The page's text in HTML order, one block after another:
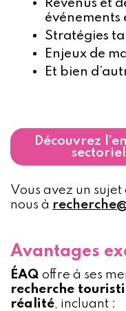
Revenus et
événements
Stratégies
Enjeux de
Et bien
Découvrez
Vous avez un
nous à
Avantages
ÉAQ offre à ses
recherche
réalité , incluant :